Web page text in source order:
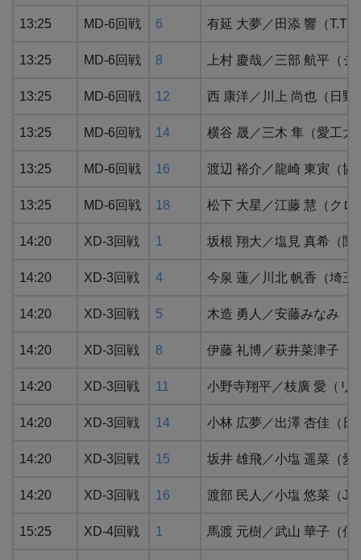
13:25 MD-6回戦 6 有延 大夢／田添 響（T.T
13:25 MD-6回戦 8 上村 慶哉／三部 航平（
13:25 MD-6回戦 12 西 康洋／川上 尚也（日
13:25 MD-6回戦 14 横谷 晟／三木 隼（愛工
13:25 MD-6回戦 16 渡辺 裕介／龍崎 東寅（
13:25 MD-6回戦 18 松下 大星／江藤 慧（ク
14:20 XD-3回戦 1 坂根 翔大／塩見 真希（
14:20 XD-3回戦 4 今泉 蓮／川北 帆香（埼
14:20 XD-3回戦 5 木造 勇人／安藤みなみ
14:20 XD-3回戦 8 伊藤 礼博／萩井菜津子
14:20 XD-3回戦 11 小野寺翔平／枝廣 愛（
14:20 XD-3回戦 14 小林 広夢／出澤 杏佳（
14:20 XD-3回戦 15 坂井 雄飛／小塩 遥菜（
14:20 XD-3回戦 16 渡部 民人／小塩 悠菜（
15:25 XD-4回戦 1 馬渡 元樹／武山 華子（